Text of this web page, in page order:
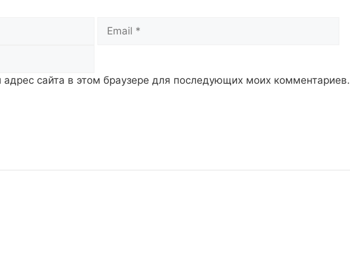
Email
сайта в этом браузере для последующих моих комментариев.